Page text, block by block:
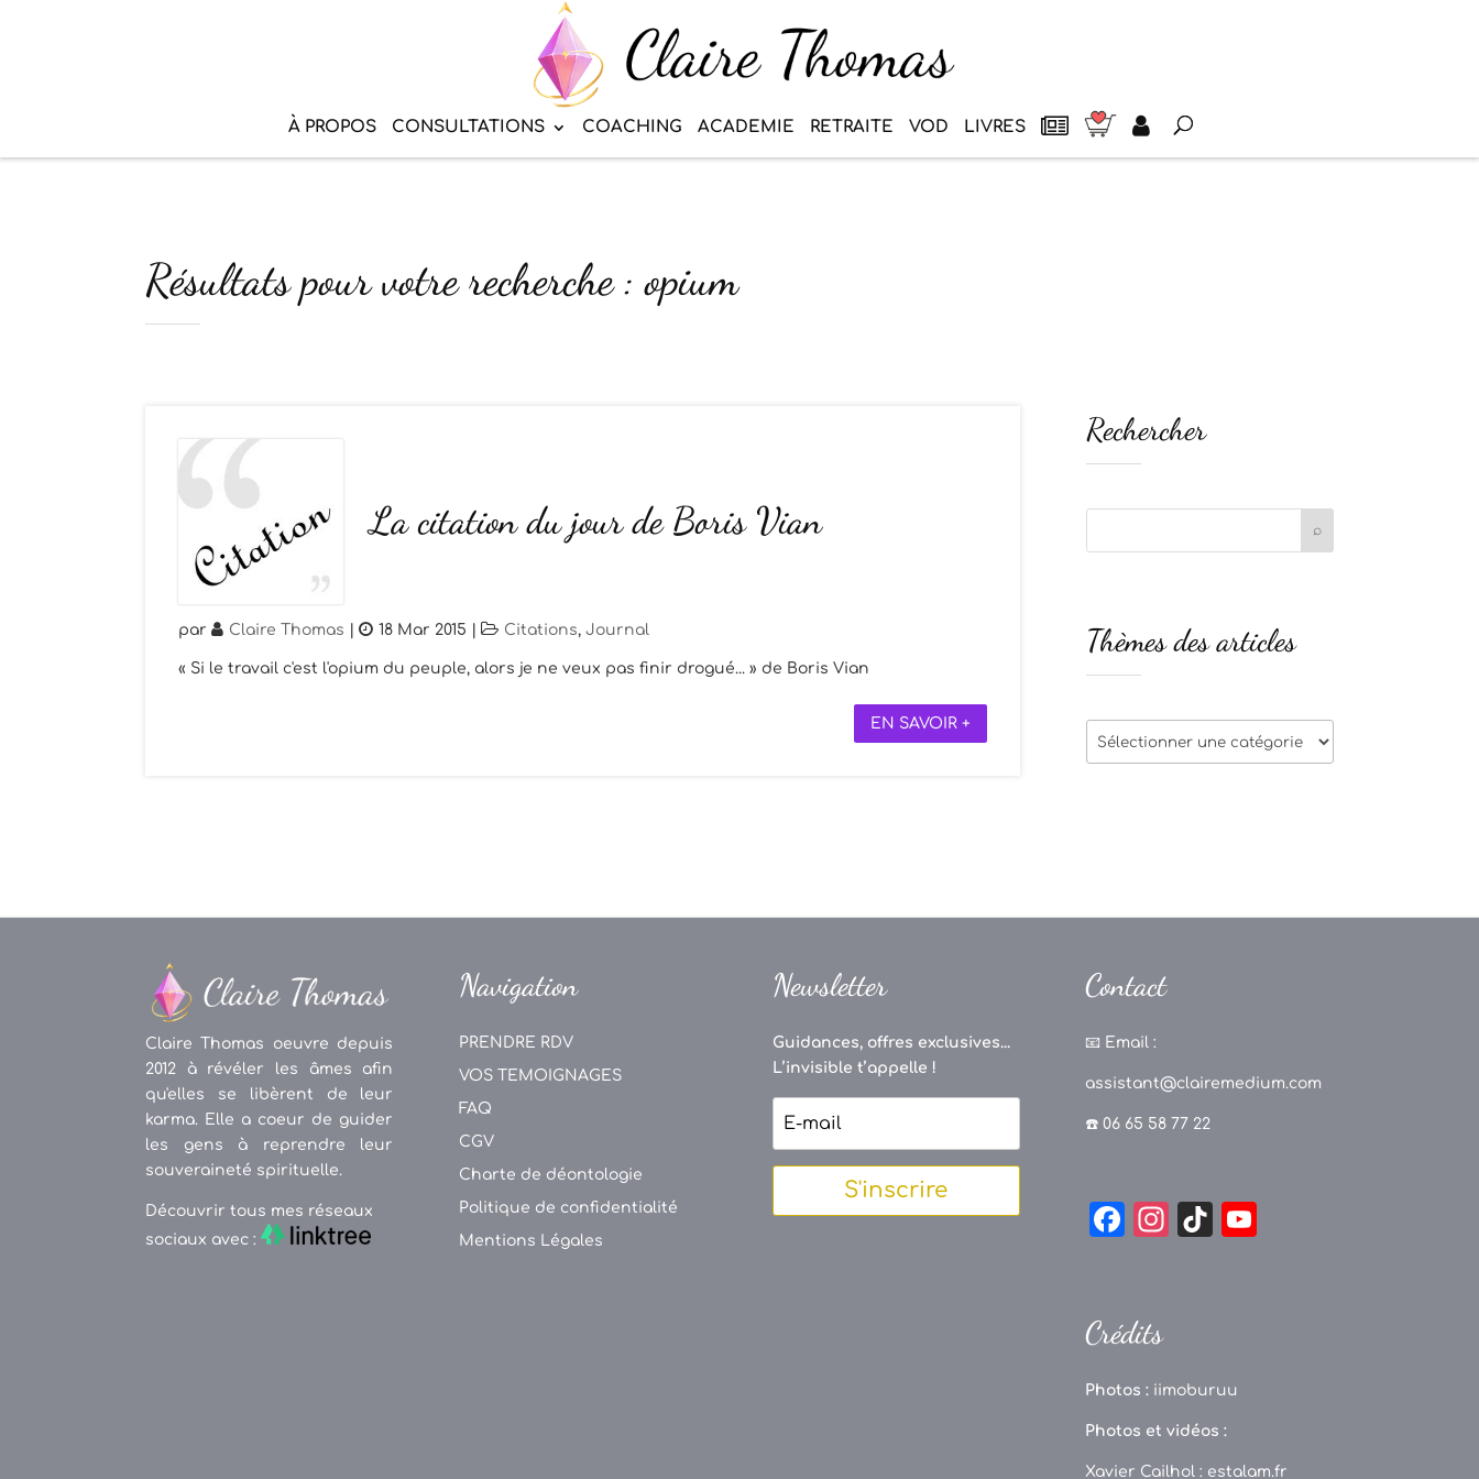
À PROPOS CONSULTATIONS COACHING ACADEMIE RETRAITE VOD LIVRES
Résultats pour votre recherche : opium
La citation du jour de Boris Vian
par Claire Thomas | 18 Mar 2015 | Citations, Journal
« Si le travail c'est l'opium du peuple, alors je ne veux pas finir drogué... » de Boris Vian
EN SAVOIR +
Rechercher
Thèmes des articles
Thèmes
des
Claire Thomas oeuvre depuis
2012 à révéler les âmes afin
qu'elles se libèrent de leur
karma. Elle a coeur de guider
les gens à reprendre leur
souveraineté spirituelle.
Découvrir tous mes réseaux
sociaux avec :
Navigation
PRENDRE RDV
VOS TEMOIGNAGES
FAQ
CGV
Charte de déontologie
Politique de confidentialité
Mentions Légales
Newsletter
Guidances, offres exclusives...
L’invisible t’appelle !
S'inscrire
Contact
📧 Email :
assistant@clairemedium.com
☎️ 06 65 58 77 22
F
e
o
o
k
In
a
m
Ti
C
Crédits
Photos : iimoburuu
Photos et vidéos :
Xavier Cailhol : estalam.fr